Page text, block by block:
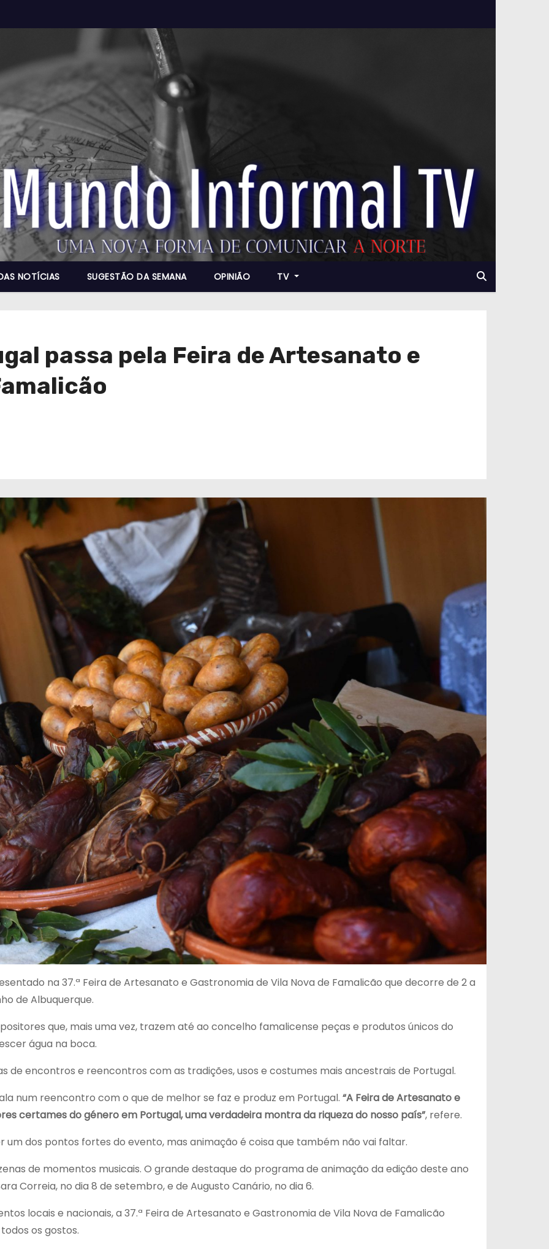
NOTÍCIAS SUGESTÃO DA SEMANA OPINIÃO TV
passa pela Feira de Artesanato e
na 37.ª Feira de Artesanato e Gastronomia de Vila Nova de Famalicão que decorre de 2 a
de Albuquerque.
que, mais uma vez, trazem até ao concelho famalicense peças e produtos únicos do
água na boca.
de encontros e reencontros com as tradições, usos e costumes mais ancestrais de Portugal.
num reencontro com o que de melhor se faz e produz em Portugal. “A Feira de Artesanato e
certames do género em Portugal, uma verdadeira montra da riqueza do nosso país”, refere.
um dos pontos fortes do evento, mas animação é coisa que também não vai faltar.
de momentos musicais. O grande destaque do programa de animação da edição deste ano
Correia, no dia 8 de setembro, e de Augusto Canário, no dia 6.
locais e nacionais, a 37.ª Feira de Artesanato e Gastronomia de Vila Nova de Famalicão
os gostos.